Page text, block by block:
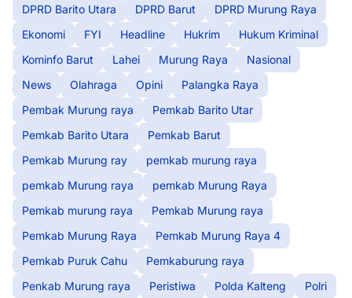
DPRD Barito Utara
DPRD Barut
DPRD Murung Raya
Ekonomi
FYI Headline Hukrim
Hukum Kriminal
Kominfo Barut
Lahei Murung Raya
Nasional
News
Olahraga Opini
Palangka Raya
Pembak Murung raya
Pemkab Barito Utar
Pemkab Barito Utara
Pemkab Barut
Pemkab Murung ray
pemkab murung raya
pemkab Murung raya
pemkab Murung Raya
Pemkab murung raya
Pemkab Murung raya
Pemkab Murung Raya
Pemkab Murung Raya 4
Pemkab Puruk Cahu
Pemkaburung raya
Penkab Murung raya
Peristiwa Polda Kalteng
Polri